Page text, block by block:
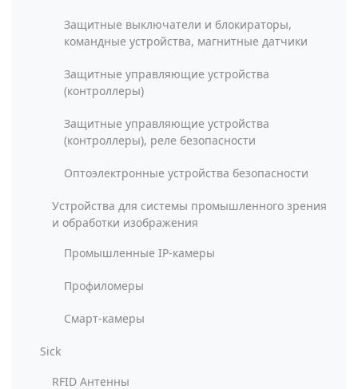
Защитные выключатели и блокираторы,
командные устройства, магнитные датчики
Защитные управляющие устройства
(контроллеры)
Защитные управляющие устройства
(контроллеры), реле безопасности
Оптоэлектронные устройства безопасности
Устройства для системы промышленного зрения
и обработки изображения
Промышленные IP-камеры
Профиломеры
Смарт-камеры
Sick
RFID Антенны